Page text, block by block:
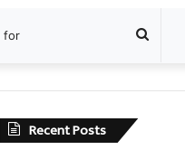
Search
for
Recent Posts